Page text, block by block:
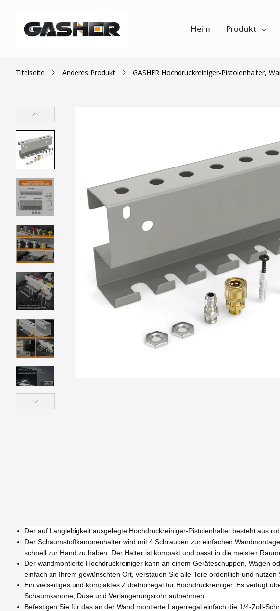
Heim Produkt
Titelseite Anderes Produkt GASHER Hochdruckreiniger-Pistolenhalter,
Der auf Langlebigkeit ausgelegte Hochdruckreiniger-Pistolenhalter besteht aus
Der Schaumstoffkanonenhalter wird mit 4 Schrauben zur einfachen
schnell zur Hand zu haben. Der Halter ist kompakt und passt in die meisten
Der wandmontierte Hochdruckreiniger kann an einem Geräteschuppen, Wagen
einfach an Ihrem gewünschten Ort, verstauen Sie alle Teile ordentlich und nutzen
Ein vielseitiges und kompaktes Zubehörregal für Hochdruckreiniger. Es verfügt
Schaumkanone, Düse und Verlängerungsrohr aufnehmen.
Befestigen Sie für das an der Wand montierte Lagerregal einfach die 1/4-Zoll-